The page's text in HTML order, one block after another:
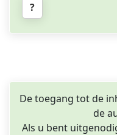
?
De toegang tot de
de
Als u bent